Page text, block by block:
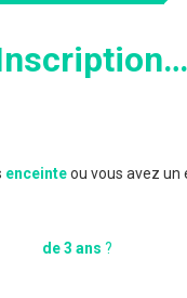
enceinteou vous avez un
de 3 ans ?